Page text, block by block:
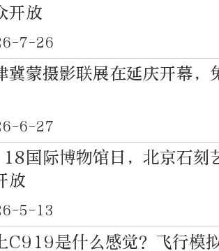
开放
7-26
冀蒙摄影联展在延庆开幕，
6-27
国际博物馆日，北京石刻
放
5-13
C919是什么感觉？飞行模